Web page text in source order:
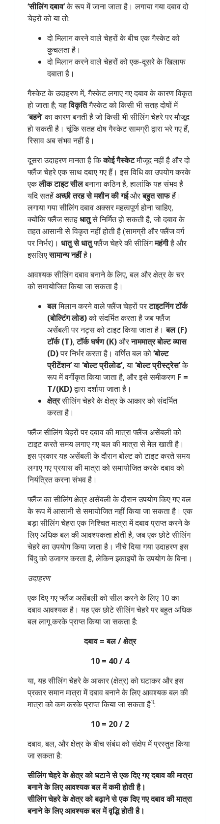
‘सीलिंग दबाव’के रूप में जाना जाता है। लगाया गया दबाव दो
चेहरों को या तो:
दो मिलान करने वाले चेहरों के बीच एक गैस्केट को
कुचलता है।
दो मिलान करने वाले चेहरों को एक-दूसरे के खिलाफ
दबाता है।
गैस्केट के उदाहरण में, गैस्केट लगाए गए दबाव के कारण विकृत
हो जाता है; यहविकृतिगैस्केट को किसी भी सतह दोषों में
‘बहने’ का कारण बनती है जो किसी भी सीलिंग चेहरे पर मौजूद
हो सकती है। चूंकि सतह दोष गैस्केट सामग्री द्वारा भरे गए हैं,
रिसाव अब संभव नहीं है।
दूसरा उदाहरण मानता है किकोई गैस्केटमौजूद नहीं है और दो
फ्लैंज चेहरे एक साथ दबाए गए हैं। इस विधि का उपयोग करके
एकलीक टाइट सीलबनाना कठिन है, हालांकि यह संभव है
यदि सतहेंअच्छी तरह से मशीन की गईऔरबहुत साफहैं।
लगाया गया सीलिंग दबाव अक्सर महत्वपूर्ण होना चाहिए,
क्योंकि फ्लैंज सतहधातुसे निर्मित हो सकती है, जो दबाव के
तहत आसानी से विकृत नहीं होती है (सामग्री और फ्लैंज वर्ग
पर निर्भर)। धातु से धातुफ्लैंज चेहरे की सीलिंगमहंगीहै और
इसलिएसामान्य नहींहै।
आवश्यक सीलिंग दबाव बनाने के लिए, बल और क्षेत्र के चर
को समायोजित किया जा सकता है।
बलमिलान करने वाले फ्लैंज चेहरों परटाइटनिंग टॉर्क
(बोल्टिंग लोड)को संदर्भित करता है जब फ्लैंज
असेंबली पर नट्स को टाइट किया जाता है।बल (F)
टॉर्क (T),टॉर्क घर्षण (K)औरनाममात्र बोल्ट व्यास
(D)पर निर्भर करता है। वर्णित बल को‘बोल्ट
प्रीटेंशन’या‘बोल्ट प्रीलोड’,या‘बोल्ट प्रीस्ट्रेस’के
रूप में वर्गीकृत किया जाता है, और इसे समीकरण F =
T/(KD)द्वारा दर्शाया जाता है।
क्षेत्रसीलिंग चेहरे के क्षेत्र के आकार को संदर्भित
करता है।
फ्लैंज सीलिंग चेहरों पर दबाव की मात्रा फ्लैंज असेंबली को
टाइट करते समय लगाए गए बल की मात्रा से मेल खाती है।
इस प्रकार यह असेंबली के दौरान बोल्ट को टाइट करते समय
लगाए गए प्रयास की मात्रा को समायोजित करके दबाव को
नियंत्रित करना संभव है।
फ्लैंज का सीलिंग क्षेत्र असेंबली के दौरान उपयोग किए गए बल
के रूप में आसानी से समायोजित नहीं किया जा सकता है। एक
बड़ा सीलिंग चेहरा एक निश्चित मात्रा में दबाव प्राप्त करने के
लिए अधिक बल की आवश्यकता होती है, जब एक छोटे सीलिंग
चेहरे का उपयोग किया जाता है। नीचे दिया गया उदाहरण इस
बिंदु को उजागर करता है, लेकिन इकाइयों के उपयोग के बिना।
उदाहरण
एक दिए गए फ्लैंज असेंबली को सील करने के लिए 10 का
दबाव आवश्यक है। यह एक छोटे सीलिंग चेहरे पर बहुत अधिक
बल लागू करके प्राप्त किया जा सकता है:
दबाव = बल / क्षेत्र
10 = 40 / 4
या, यह सीलिंग चेहरे के आकार (क्षेत्र) को घटाकर और इस
प्रकार समान मात्रा में दबाव बनाने के लिए आवश्यक बल की
मात्रा को कम करके प्राप्त किया जा सकता है3:
10 = 20 / 2
दबाव, बल, और क्षेत्र के बीच संबंध को संक्षेप में प्रस्तुत किया
जा सकता है:
सीलिंग चेहरे के क्षेत्र को घटाने से एक दिए गए दबाव की मात्रा
बनाने के लिए आवश्यक बल में कमी होती है।
सीलिंग चेहरे के क्षेत्र को बढ़ाने से एक दिए गए दबाव की मात्रा
बनाने के लिए आवश्यक बल में वृद्धि होती है।